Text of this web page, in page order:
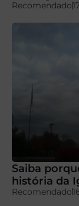
Recomendado
Saiba
história da
Recomendado